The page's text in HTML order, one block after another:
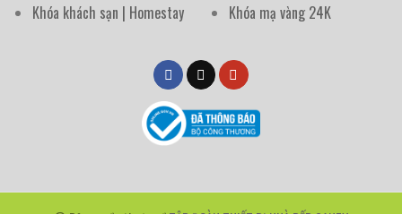
Khóa khách sạn | Homestay
Khóa mạ vàng 24K